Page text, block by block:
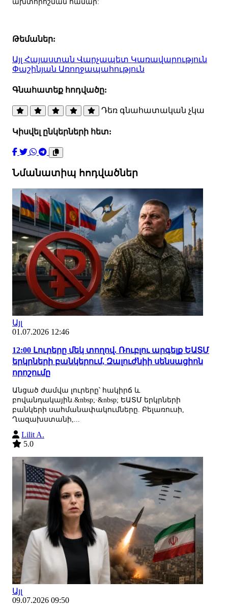
ախտորոշման համար:
Թեմաներ:
Այլ Հայաստան Վարչապետ Կառավարություն
Փաշինյան Առողջապահություն
Գնահատեք հոդվածը:
Դեռ գնահատական չկա
Կիսվել ընկերների հետ:
Նմանատիպ հոդվածներ
Այլ
01.07.2026 12:46
12:00 Լուրերը մեկ տողով. Ռուբլու արգելք ԵԱՏՄ
երկրների բանկերում, Զալուժնիի սենսացիոն
որոշումը
Անցած ժամվա լուրերը՝ հակիրճ և
բովանդակային.&nbsp;·&nbsp; ԵԱՏՄ երկրների
բանկերի սահմանափակումները. Բելառուսի,
Ղազախստանի,...
Lilit A.
5.0
Այլ
09.07.2026 09:50